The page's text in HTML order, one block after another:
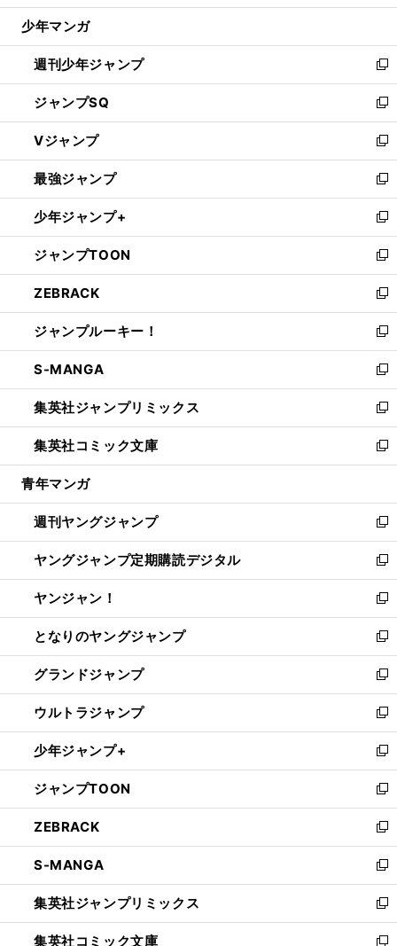
ウ
開
く
少年マンガ
週刊少年ジャンプ
新
し
い
ウ
ィ
ン
ド
ウ
で
開
く
ジャンプSQ
新
し
い
ウ
ィ
ン
ド
ウ
で
開
く
Vジャンプ
新
し
い
ウ
ィ
ン
ド
ウ
で
開
く
最強ジャンプ
新
し
い
ウ
ィ
ン
ド
ウ
で
開
く
少年ジャンプ+
新
し
い
ウ
ィ
ン
ド
ウ
で
開
く
ジャンプTOON
新
し
い
ウ
ィ
ン
ド
ウ
で
開
く
ZEBRACK
新
し
い
ウ
ィ
ン
ド
ウ
で
開
ジャンプルーキー！
新
し
い
ウ
ィ
ン
ド
ウ
開
く
S-MANGA
新
し
い
ウ
ィ
ン
ウ
で
開
く
集英社ジャンプリミックス
新
し
い
ウ
ン
ド
ウ
で
開
く
集英社コミック文庫
新
し
ウ
ィ
ン
ド
ウ
で
開
く
青年マンガ
週刊ヤングジャンプ
新
し
い
ウ
ィ
ン
ド
ウ
で
開
く
ヤングジャンプ定期購読デジタル
新
し
い
ウ
ィ
ン
ド
ウ
で
開
く
ヤンジャン！
新
し
い
ウ
ィ
ン
ド
ウ
で
開
く
となりのヤングジャンプ
新
し
い
ウ
ィ
ン
ド
ウ
で
開
く
グランドジャンプ
新
し
い
ウ
ィ
ン
ド
ウ
で
開
く
ウルトラジャンプ
新
し
い
ウ
ィ
ン
ド
ウ
で
開
く
少年ジャンプ+
新
し
い
ウ
ィ
ン
ド
ウ
で
開
く
ジャンプTOON
新
し
い
ウ
ィ
ン
ド
ウ
で
ZEBRACK
新
し
い
ウ
ィ
ン
ド
S-MANGA
新
し
い
ウ
集英社ジャンプリミックス
新
し
集英社コミック文庫